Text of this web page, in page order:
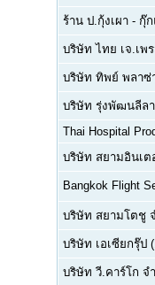
ร้าน ป.กุ้งเผา - กุ๊
บริษัท ไทย เจ.เพ
บริษัท ทิพย์ พลาซ่
บริษัท รุ่งพัฒนลีล
Thai Hospital
บริษัท สยามอินเต
Bangkok Flight
บริษัท สยามโตชู
บริษัท เอเซียกรุ๊ป
บริษัท วี.คาร์โก จ